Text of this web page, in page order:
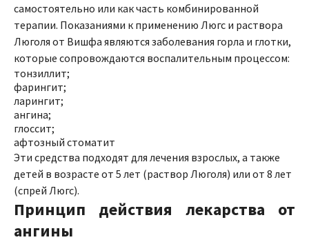
самостоятельно или как часть комбинированной
терапии. Показаниями к применению Люгс и раствора
Люголя от Вишфа являются заболевания горла и глотки,
которые сопровождаются воспалительным процессом:
тонзиллит;
фарингит;
ларингит;
ангина;
глоссит;
афтозный стоматит
Эти средства подходят для лечения взрослых, а также
детей в возрасте от 5 лет (раствор Люголя) или от 8 лет
(спрей Люгс).
Принцип действия лекарства от
ангины